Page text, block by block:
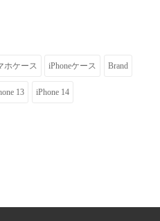
ホケース iPhoneケース Brand
13 iPhone 14